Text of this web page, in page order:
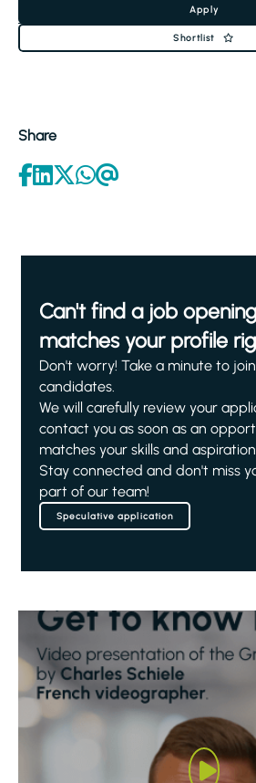
Apply
Shortlist
Share
Can't find a job
matches your profile
Don't worry! Take a minute to
candidates.
We will carefully review your
contact you as soon as an
matches your skills and
Stay connected and don't miss
part of our team!
Speculative application